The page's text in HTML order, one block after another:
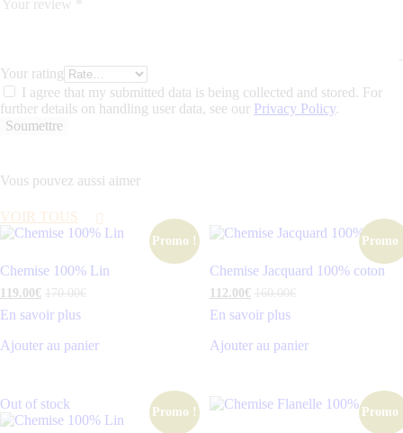
Your rating
I agree that my submitted data is being collected and stored. For
further details on handling user data, see our Privacy Policy.
Vous pouvez aussi aimer
VOIR TOUS
Promo !
Chemise 100% Lin
119. 00€ 170.00€
En savoir plus
Ajouter au panier
Promo
Chemise Jacquard 100% coton
112. 00€ 160.00€
En savoir plus
Ajouter au panier
Out of stock
Promo ! Promo